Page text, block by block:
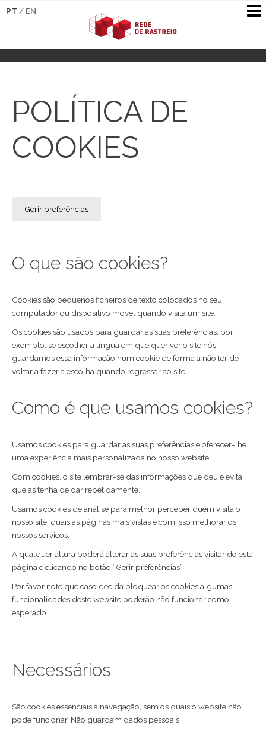
PT / EN
POLÍTICA DE
COOKIES
Gerir preferências
O que são cookies?
Cookies são pequenos ficheiros de texto colocados no seu
computador ou dispositivo móvel quando visita um site.
Os cookies são usados para guardar as suas preferências, por
exemplo, se escolher a língua em que quer ver o site nós
guardamos essa informação num cookie de forma a não ter de
voltar a fazer a escolha quando regressar ao site.
Como é que usamos cookies?
Usamos cookies para guardar as suas preferências e oferecer-lhe
uma experiência mais personalizada no nosso website.
Com cookies, o site lembrar-se das informações que deu e evita
que as tenha de dar repetidamente.
Usamos cookies de análise para melhor perceber quem visita o
nosso site, quais as páginas mais vistas e com isso melhorar os
nossos serviços.
A qualquer altura poderá alterar as suas preferências visitando esta
página e clicando no botão “Gerir preferências”.
Por favor note que caso decida bloquear os cookies algumas
funcionalidades deste website poderão não funcionar como
esperado.
Necessários
São cookies essenciais à navegação, sem os quais o website não
pode funcionar. Não guardam dados pessoais.